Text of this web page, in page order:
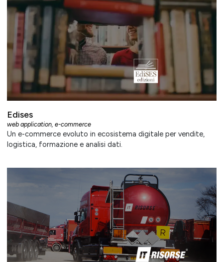
Edises
web application, e-commerce
Un e-commerce evoluto in ecosistema digitale per vendite,
logistica, formazione e analisi dati.